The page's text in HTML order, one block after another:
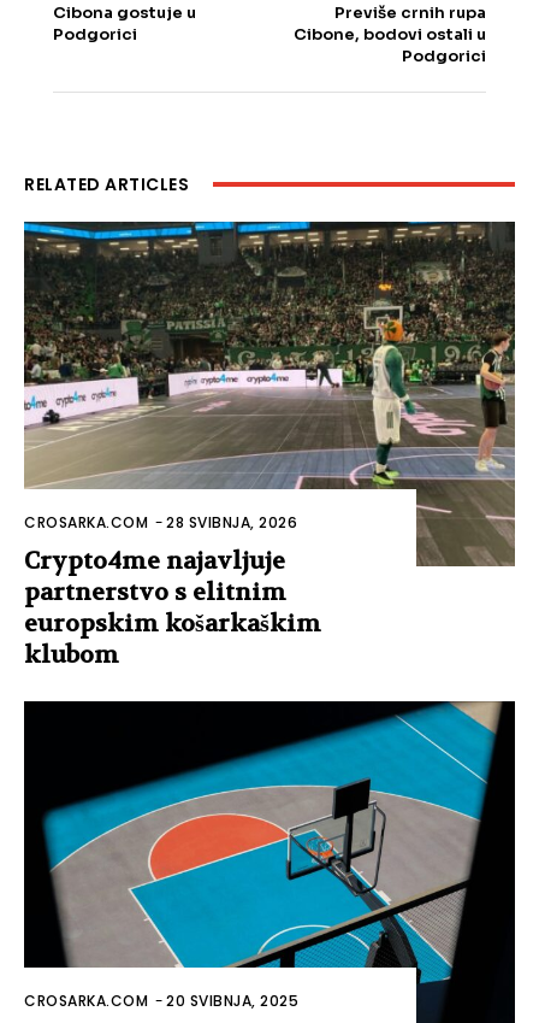
Cibona gostuje u
Podgorici
Previše crnih rupa
Cibone, bodovi ostali u
Podgorici
RELATED ARTICLES
CROSARKA.COM -28 SVIBNJA, 2026
Crypto4me najavljuje
partnerstvo s elitnim
europskim košarkaškim
klubom
CROSARKA.COM -20 SVIBNJA, 2025